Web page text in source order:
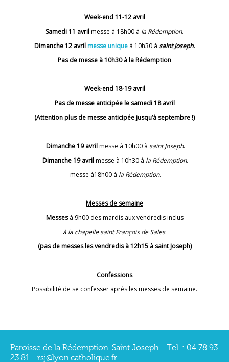
Week-end 11-12 avril
Samedi 11 avrilmesse à 18h00 à la Rédemption.
Dimanche 12 avril messe unique à 10h30 à saint Joseph.
Pas de messe à 10h30 à la Rédemption
Week-end 18-19 avril
Pas de messe anticipée le samedi 18 avril
(Attention plus de messe anticipée jusqu’à septembre !)
Dimanche 19 avrilmesse à 10h00 à saint Joseph.
Dimanche 19 avrilmesse à 10h30 à la Rédemption.
messe à18h00 à la Rédemption.
Messes de semaine
Messesà 9h00 des mardis aux vendredis inclus
à la chapelle saint François de Sales.
(pas de messes les vendredis à 12h15 à saint Joseph)
Confessions
Possibilité de se confesser après les messes de semaine.
Paroisse de la Rédemption-Saint Joseph - Tel. : 04 78 93
23 81 - rsj@lyon.catholique.fr